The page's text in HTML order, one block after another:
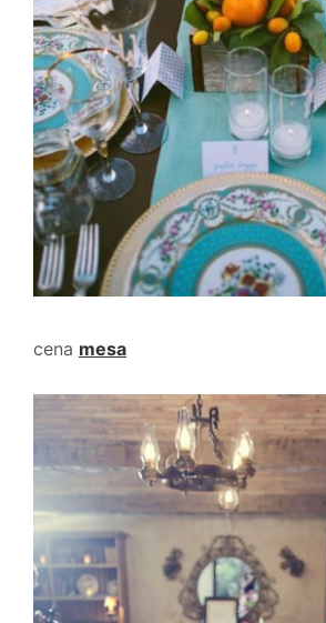
cena mesa